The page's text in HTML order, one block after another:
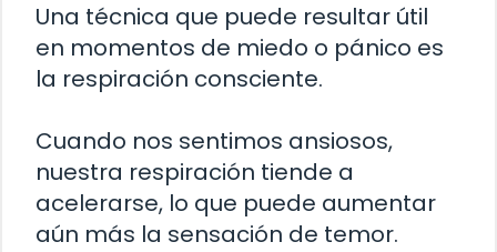
Una técnica que puede resultar útil
en momentos de miedo o pánico es
la respiración consciente.
Cuando nos sentimos ansiosos,
nuestra respiración tiende a
acelerarse, lo que puede aumentar
aún más la sensación de temor.